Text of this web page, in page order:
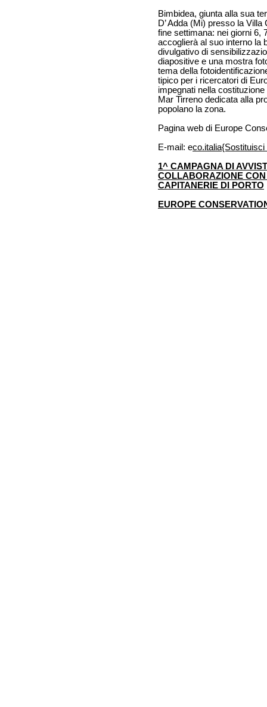
Bimbidea, giunta alla sua
D’ Adda (Mi) presso la
fine settimana: nei giorni 6,
accoglierà al suo interno la
divulgativo di
diapositive e una mostra
tema della
tipico per i ricercatori di
impegnati nella
Mar Tirreno dedicata alla
popolano la zona.
Pagina web di Europe
E-mail: e
1^ CAMPAGNA DI
COLLABORAZIONE
CAPITANERIE DI PORTO
EUROPE